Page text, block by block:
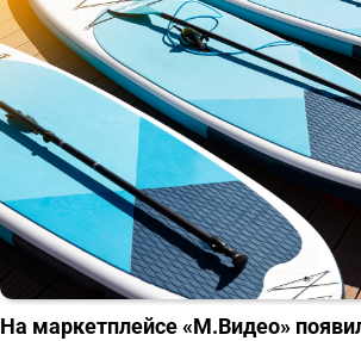
На маркетплейсе «М.Видео»